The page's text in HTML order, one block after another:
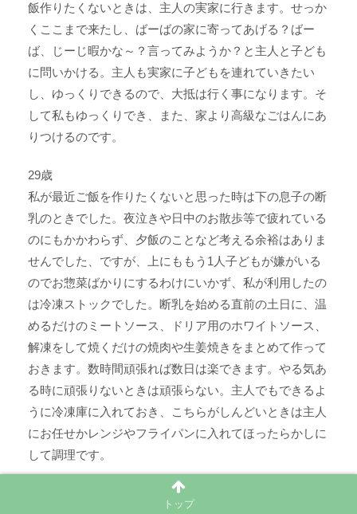
飯作りたくないときは、主人の実家に行きます。せっか
くここまで来たし、ばーばの家に寄ってあげる？ばー
ば、じーじ暇かな～？言ってみようか？と主人と子ども
に問いかける。主人も実家に子どもを連れていきたい
し、ゆっくりできるので、大抵は行く事になります。そ
して私もゆっくりでき、また、家より高級なごはんにあ
りつけるのです。
29歳
私が最近ご飯を作りたくないと思った時は下の息子の断
乳のときでした。夜泣きや日中のお散歩等で疲れている
のにもかかわらず、夕飯のことなど考える余裕はありま
せんでした、ですが、上にももう1人子どもが嫌がいる
のでお惣菜ばかりにするわけにいかず、私が利用したの
は冷凍ストックでした。断乳を始める直前の土日に、温
めるだけのミートソース、ドリア用のホワイトソース、
解凍をして焼くだけの焼肉や生姜焼きをまとめて作って
おきます。数時間頑張れば数日は楽できます。やる気あ
る時に頑張りないときは頑張らない。主人でもできるよ
うに冷凍庫に入れておき、こちらがしんどいときは主人
にお任せかレンジやフライパンに入れてほったらかしに
して調理です。
トップ